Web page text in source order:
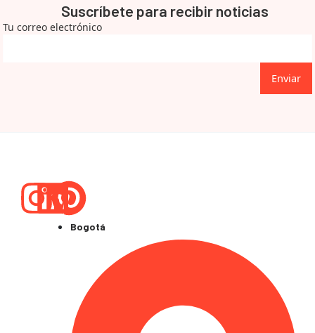
Suscríbete para recibir noticias
Tu correo electrónico
Enviar
Instagram
Linkedin
Pinterest
Bogotá